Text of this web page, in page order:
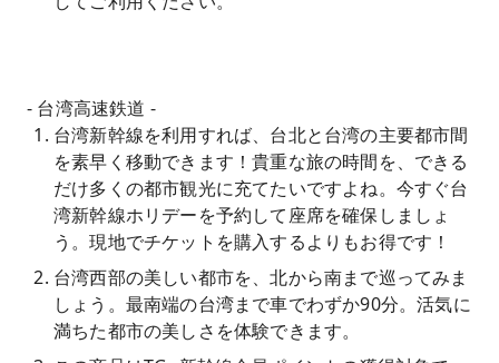
- 台湾高速鉄道 -
台湾新幹線を利用すれば、台北と台湾の主要都市間
を素早く移動できます！貴重な旅の時間を、できる
だけ多くの都市観光に充てたいですよね。今すぐ台
湾新幹線ホリデーを予約して座席を確保しましょ
う。現地でチケットを購入するよりもお得です！
台湾西部の美しい都市を、北から南まで巡ってみま
しょう。最南端の台湾まで車でわずか90分。活気に
満ちた都市の美しさを体験できます。